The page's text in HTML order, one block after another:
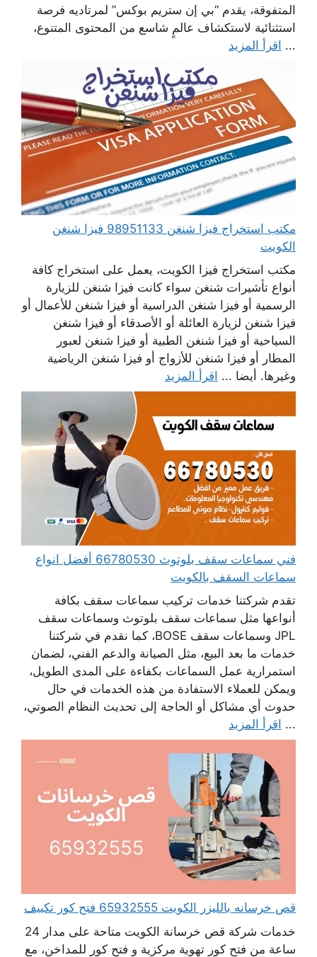
المتفوقة، يقدم “بي إن ستريم بوكس” لمرتاديه فرصة
استثنائية لاستكشاف عالمٍ شاسع من المحتوى المتنوع،
... اقرأ المزيد
مكتب استخراج فيزا شنغن 98951133 فيزا شنغن
الكويت
مكتب استخراج فيزا الكويت، يعمل على استخراج كافة
أنواع تأشيرات شنغن سواء كانت فيزا شنغن للزيارة
الرسمية أو فيزا شنغن الدراسية أو فيزا شنغن للأعمال أو
فيزا شنغن لزيارة العائلة أو الأصدقاء أو فيزا شنغن
السياحية أو فيزا شنغن الطبية أو فيزا شنغن لعبور
المطار أو فيزا شنغن للأزواج أو فيزا شنغن الرياضية
وغيرها. أيضا ... اقرأ المزيد
فني سماعات سقف بلوتوث 66780530 أفضل انواع
سماعات السقف بالكويت
تقدم شركتنا خدمات تركيب سماعات سقف بكافة
أنواعها مثل سماعات سقف بلوتوث وسماعات سقف
JPL وسماعات سقف BOSE، كما نقدم في شركتنا
خدمات ما بعد البيع، مثل الصيانة والدعم الفني، لضمان
استمرارية عمل السماعات بكفاءة على المدى الطويل،
ويمكن للعملاء الاستفادة من هذه الخدمات في حال
حدوث أي مشاكل أو الحاجة إلى تحديث النظام الصوتي،
... اقرأ المزيد
قص خرسانه بالليزر الكويت 65932555 فتح كور تكييف
خدمات شركة قص خرسانة الكويت متاحة على مدار 24
ساعة من فتح كور تهوية مركزية و فتح كور للمداخن، مع